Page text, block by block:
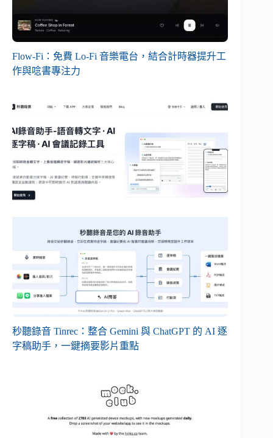
Flow-Fi：免費 Lo-Fi 音樂電台，結合計時器提升工
作與唸書專注力
秒聽錄音 Tinrec：整合 Gemini 與 ChatGPT 的 AI 逐
字稿助手，一鍵摘要影片重點